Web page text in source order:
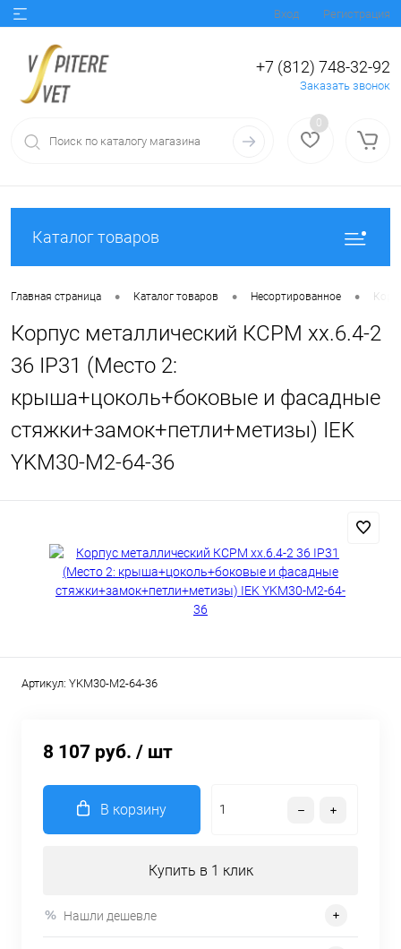
Вход Регистрация
+7 (812) 748-32-92
Заказать звонок
0
Каталог товаров
Главная страница • Каталог товаров • Несортированное •
Корпус металлический КСРМ хх.6.4-2
36 IP31 (Место 2:
крыша+цоколь+боковые и фасадные
стяжки+замок+петли+метизы) IEK
YKM30-M2-64-36
Артикул: YKM30-M2-64-36
8 107 руб. / шт
В корзину
Купить в 1 клик
Нашли дешевле